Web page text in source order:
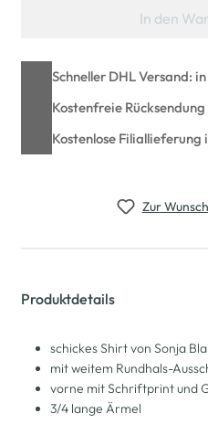
In den
Schneller DHL Versand:
Kostenfreie
Kostenlose Filiallieferung
Zur
Produktdetails
schickes Shirt von Sonja
mit weitem Rundhals-
vorne mit Schriftprint und
3/4 lange Ärmel